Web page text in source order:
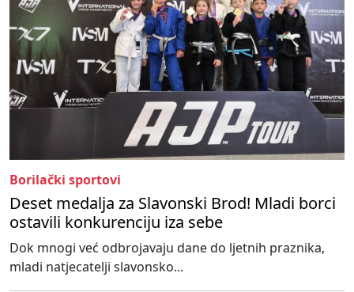
Borilački sportovi
Deset medalja za Slavonski Brod! Mladi borci
ostavili konkurenciju iza sebe
Dok mnogi već odbrojavaju dane do ljetnih praznika,
mladi natjecatelji slavonsko...